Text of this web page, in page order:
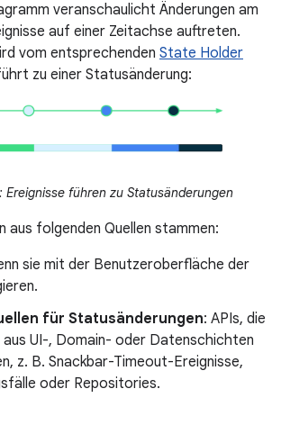
veranschaulicht Änderungen am
auf einer Zeitachse auftreten.
vom entsprechenden State Holder
zu einer Statusänderung:
: Ereignisse führen zu Statusänderungen
aus folgenden Quellen stammen:
sie mit der Benutzeroberfläche der
für Statusänderungen: APIs, die
UI-, Domain- oder Datenschichten
z. B. Snackbar-Timeout-Ereignisse,
oder Repositories.